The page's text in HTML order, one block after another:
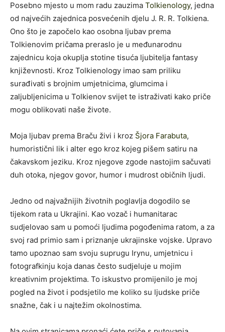
Posebno mjesto u mom radu zauzima Tolkienology, jedna
od najvećih zajednica posvećenih djelu J. R. R. Tolkiena.
Ono što je započelo kao osobna ljubav prema
Tolkienovim pričama preraslo je u međunarodnu
zajednicu koja okuplja stotine tisuća ljubitelja fantasy
književnosti. Kroz Tolkienology imao sam priliku
surađivati s brojnim umjetnicima, glumcima i
zaljubljenicima u Tolkienov svijet te istraživati kako priče
mogu oblikovati naše živote.
Moja ljubav prema Braču živi i kroz Šjora Farabuta,
humoristični lik i alter ego kroz kojeg pišem satiru na
čakavskom jeziku. Kroz njegove zgode nastojim sačuvati
duh otoka, njegov govor, humor i mudrost običnih ljudi.
Jedno od najvažnijih životnih poglavlja dogodilo se
tijekom rata u Ukrajini. Kao vozač i humanitarac
sudjelovao sam u pomoći ljudima pogođenima ratom, a za
svoj rad primio sam i priznanje ukrajinske vojske. Upravo
tamo upoznao sam svoju suprugu Irynu, umjetnicu i
fotografkinju koja danas često sudjeluje u mojim
kreativnim projektima. To iskustvo promijenilo je moj
pogled na život i podsjetilo me koliko su ljudske priče
snažne, čak i u najtežim okolnostima.